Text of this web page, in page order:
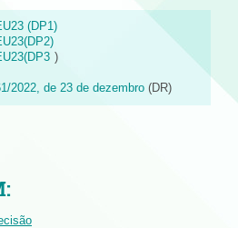
(DP1)
)
2022, de 23 de dezembro (DR)